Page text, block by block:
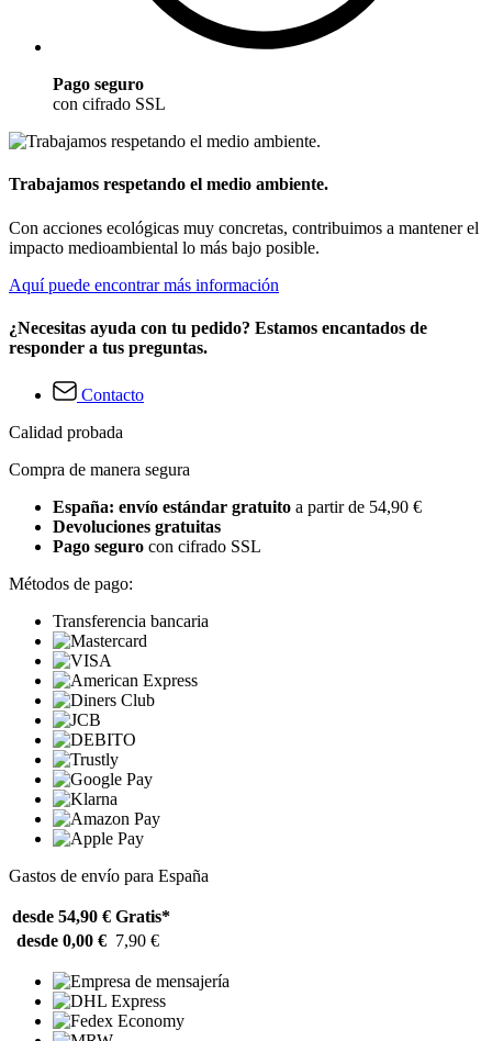
Pago seguro
con cifrado SSL
Trabajamos respetando el medio ambiente.
Con acciones ecológicas muy concretas, contribuimos a mantener el
impacto medioambiental lo más bajo posible.
Aquí puede encontrar más información
¿Necesitas ayuda con tu pedido? Estamos encantados de
responder a tus preguntas.
Contacto
Calidad probada
Compra de manera segura
España: envío estándar gratuito a partir de 54,90 €
Devoluciones gratuitas
Pago seguro con cifrado SSL
Métodos de pago:
Transferencia bancaria
Gastos de envío para España
desde 54,90 € Gratis*
desde 0,00 € 7,90 €